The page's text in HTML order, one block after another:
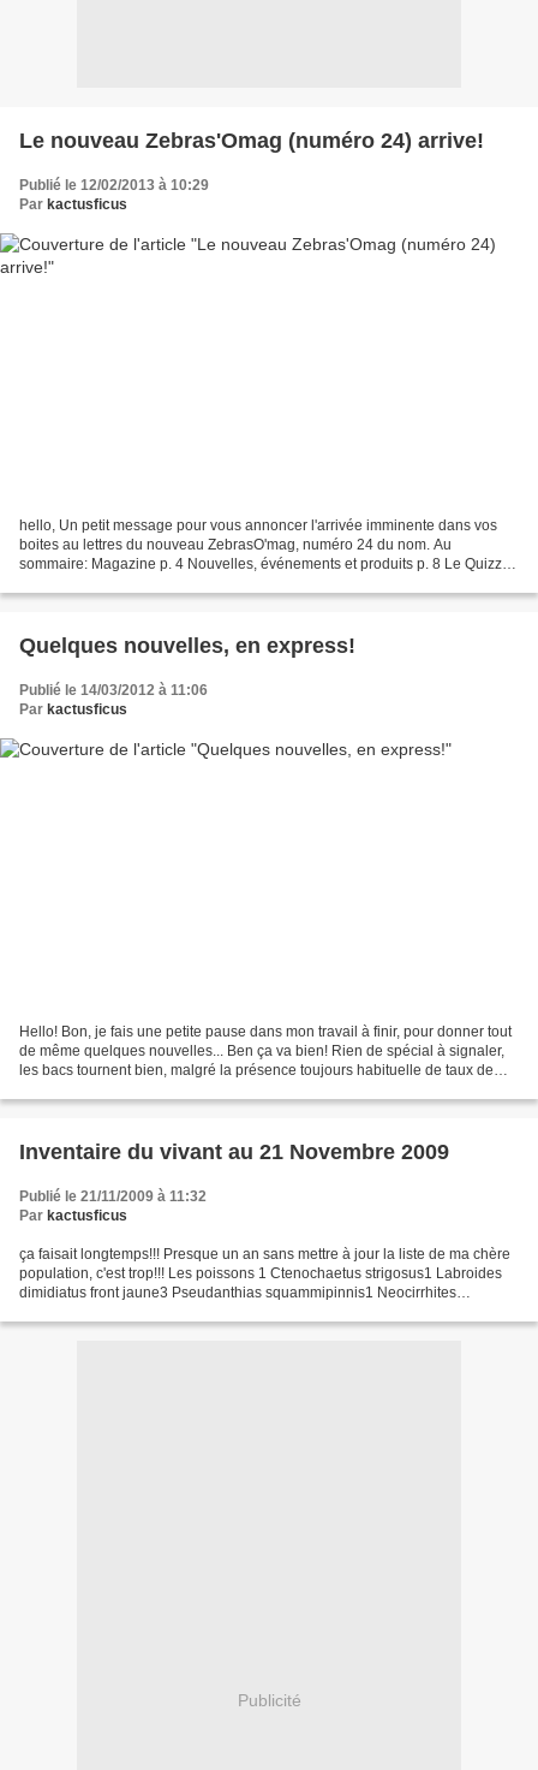
Le nouveau Zebras'Omag (numéro 24) arrive!
Publié le 12/02/2013 à 10:29
Par kactusficus
hello, Un petit message pour vous annoncer l'arrivée imminente dans vos
boites au lettres du nouveau ZebrasO'mag, numéro 24 du nom. Au
sommaire: Magazine p. 4 Nouvelles, événements et produits p. 8 Le Quizz !
Quelques nouvelles, en express!
Publié le 14/03/2012 à 11:06
Par kactusficus
Hello! Bon, je fais une petite pause dans mon travail à finir, pour donner tout
de même quelques nouvelles... Ben ça va bien! Rien de spécial à signaler,
les bacs tournent bien, malgré la présence toujours habituelle de taux de
Inventaire du vivant au 21 Novembre 2009
Publié le 21/11/2009 à 11:32
Par kactusficus
ça faisait longtemps!!! Presque un an sans mettre à jour la liste de ma chère
population, c'est trop!!! Les poissons 1 Ctenochaetus strigosus1 Labroides
dimidiatus front jaune3 Pseudanthias squammipinnis1 Neocirrhites
Publicité